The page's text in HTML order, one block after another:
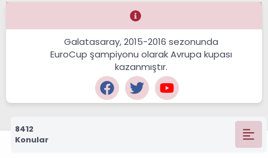
Galatasaray, 2015-2016 sezonunda
EuroCup şampiyonu olarak Avrupa kupası
kazanmıştır.
8412
Konular